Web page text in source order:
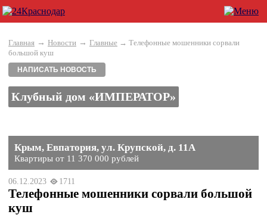
Главная → Новости → Главные → Телефонные мошенники сорвали
большой куш
НАПИСАТЬ НОВОСТЬ
Клубный дом «ИМПЕРАТОР»
Крым, Евпатория, ул. Крупской, д. 11А
Квартиры от 11 370 000 рублей
06.12.2023 1711
Телефонные мошенники сорвали большой
куш